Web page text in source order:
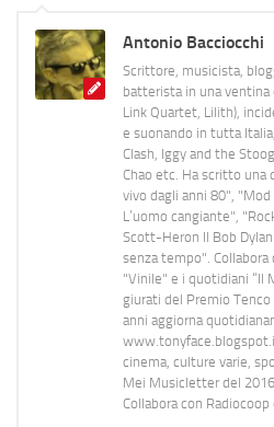
Antonio Bacciocchi
Scrittore, musicista,
batterista in una
Link Quartet, Lilith),
e suonando in tutta
Clash, Iggy and the
Chao etc. Ha scritto una
vivo dagli anni 80",
L’uomo cangiante",
Scott-Heron Il Bob
senza tempo". Collabora
"Vinile" e i quotidiani “Il
giurati del Premio Tenco
anni aggiorna
cinema, culture varie,
Mei Musicletter del
Collabora con Radiocoop